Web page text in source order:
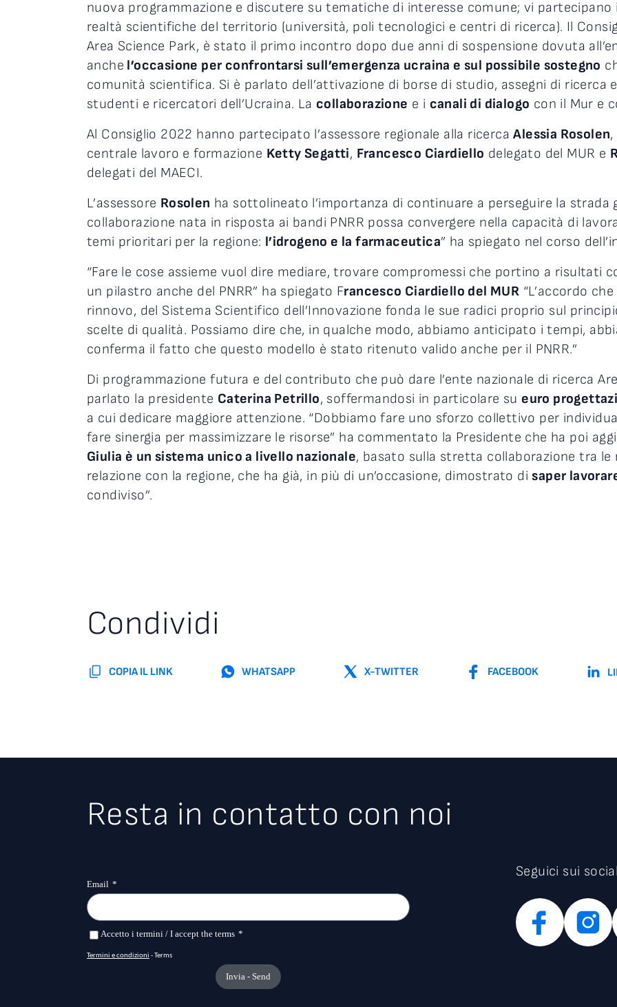
nuova programmazione e discutere su tematiche di interesse comune; vi
realtà scientifiche del territorio (università, poli tecnologici e centri di ricerca). Il
Area Science Park, è stato il primo incontro dopo due anni di sospensione dovuta
anche l’occasione per confrontarsi sull’emergenza ucraina e sul possibile sostegno
comunità scientifica. Si è parlato dell’attivazione di borse di studio, assegni di ricerca
studenti e ricercatori dell’Ucraina. La collaborazione e i canali di dialogo con il Mur e
Al Consiglio 2022 hanno partecipato l’assessore regionale alla ricercaAlessia Rosolen
centrale lavoro e formazione Ketty Segatti, Francesco Ciardiello delegato del MUR e
delegati del MAECI.
L’assessore Rosolen ha sottolineato l’importanza di continuare a perseguire la strada
collaborazione nata in risposta ai bandi PNRR possa convergere nella capacità di
temi prioritari per la regione: l’idrogeno e la farmaceutica” ha spiegato nel corso
“Fare le cose assieme vuol dire mediare, trovare compromessi che portino a
un pilastro anche del PNRR” ha spiegato Francesco Ciardiello del MUR “L’accordo
rinnovo, del Sistema Scientifico dell’Innovazione fonda le sue radici proprio sul
scelte di qualità. Possiamo dire che, in qualche modo, abbiamo anticipato i tempi,
conferma il fatto che questo modello è stato ritenuto valido anche per il PNRR.”
Di programmazione futura e del contributo che può dare l’ente nazionale di ricerca
parlato la presidente Caterina Petrillo, soffermandosi in particolare su euro
a cui dedicare maggiore attenzione. “Dobbiamo fare uno sforzo collettivo per
fare sinergia per massimizzare le risorse” ha commentato la Presidente che ha poi
Giulia è un sistema unico a livello nazionale, basato sulla stretta collaborazione tra
relazione con la regione, che ha già, in più di un’occasione, dimostrato di saper
condiviso”.
Condividi
COPIA IL LINK WHATSAPP X-TWITTER FACEBOOK
Resta in contatto con noi
Seguici sui